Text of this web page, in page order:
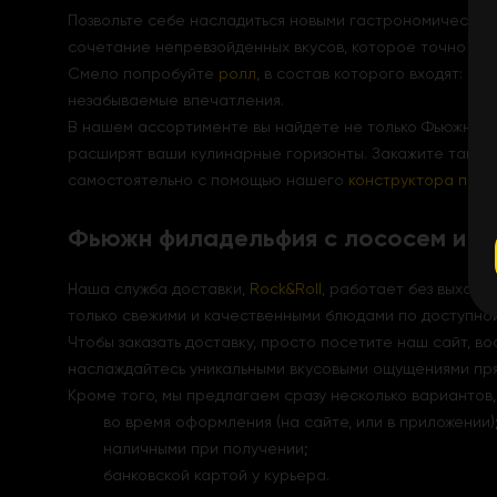
Позвольте себе насладиться новыми
сочетание непревзойденных вкусов, которое точно
Смело попробуйте ролл , в состав которого входят:
незабываемые впечатления.
В нашем ассортименте вы найдете не только Фьюжн
расширят ваши кулинарные горизонты. Закажите
самостоятельно с помощью нашего конструктора
Фьюжн филадельфия с лососем и
Наша служба доставки, Rock&Roll , работает без
только свежими и качественными блюдами по доступной
Чтобы заказать доставку, просто посетите наш
наслаждайтесь уникальными вкусовыми ощущениями
Кроме того, мы предлагаем сразу несколько вариантов,
во время оформления (на сайте, или в приложении);
наличными при получении;
банковской картой у курьера.